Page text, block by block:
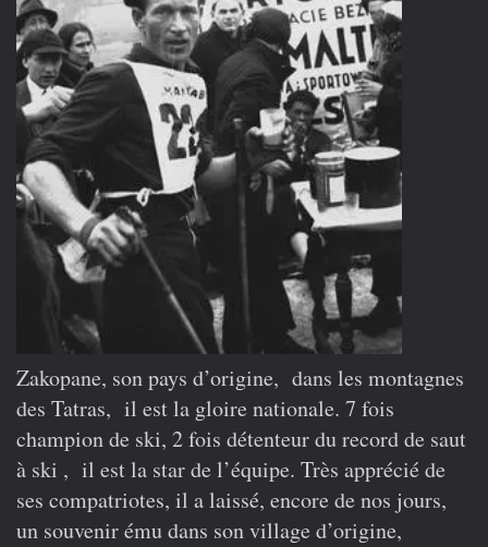
Zakopane, son pays d’origine, dans les montagnes
des Tatras, il est la gloire nationale. 7 fois
champion de ski, 2 fois détenteur du record de saut
à ski , il est la star de l’équipe. Très apprécié de
ses compatriotes, il a laissé, encore de nos jours,
un souvenir ému dans son village d’origine,